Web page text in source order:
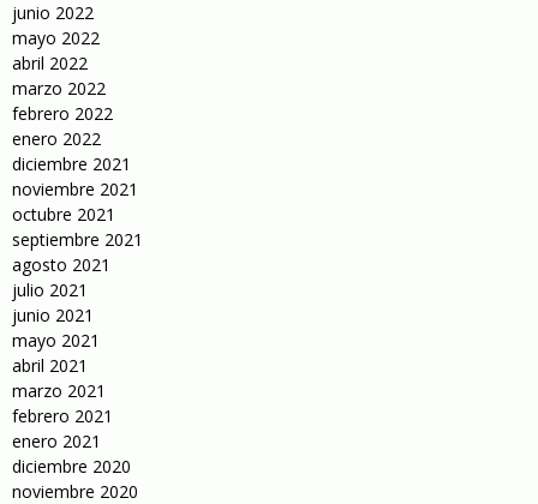
junio 2022
mayo 2022
abril 2022
marzo 2022
febrero 2022
enero 2022
diciembre 2021
noviembre 2021
octubre 2021
septiembre 2021
agosto 2021
julio 2021
junio 2021
mayo 2021
abril 2021
marzo 2021
febrero 2021
enero 2021
diciembre 2020
noviembre 2020